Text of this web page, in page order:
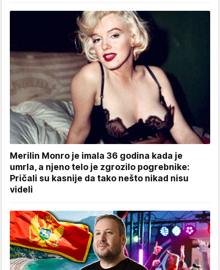
Merilin Monro je imala 36 godina kada je
umrla, a njeno telo je zgrozilo pogrebnike:
Pričali su kasnije da tako nešto nikad nisu
videli